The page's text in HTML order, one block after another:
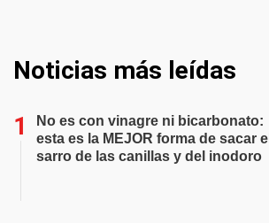
Noticias más leídas
No es con vinagre ni bicarbonato:
esta es la MEJOR forma de sacar el
sarro de las canillas y del inodoro